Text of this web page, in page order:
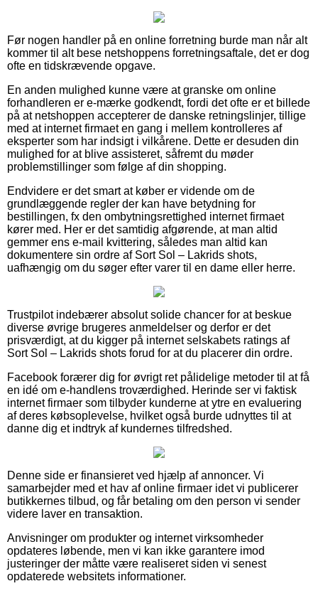
Før nogen handler på en online forretning burde man når alt
kommer til alt bese netshoppens forretningsaftale, det er dog
ofte en tidskrævende opgave.
En anden mulighed kunne være at granske om online
forhandleren er e-mærke godkendt, fordi det ofte er et billede
på at netshoppen accepterer de danske retningslinjer, tillige
med at internet firmaet en gang i mellem kontrolleres af
eksperter som har indsigt i vilkårene. Dette er desuden din
mulighed for at blive assisteret, såfremt du møder
problemstillinger som følge af din shopping.
Endvidere er det smart at køber er vidende om de
grundlæggende regler der kan have betydning for
bestillingen, fx den ombytningsrettighed internet firmaet
kører med. Her er det samtidig afgørende, at man altid
gemmer ens e-mail kvittering, således man altid kan
dokumentere sin ordre af Sort Sol – Lakrids shots,
uafhængig om du søger efter varer til en dame eller herre.
Trustpilot indebærer absolut solide chancer for at beskue
diverse øvrige brugeres anmeldelser og derfor er det
prisværdigt, at du kigger på internet selskabets ratings af
Sort Sol – Lakrids shots forud for at du placerer din ordre.
Facebook forærer dig for øvrigt ret pålidelige metoder til at få
en idé om e-handlens troværdighed. Herinde ser vi faktisk
internet firmaer som tilbyder kunderne at ytre en evaluering
af deres købsoplevelse, hvilket også burde udnyttes til at
danne dig et indtryk af kundernes tilfredshed.
Denne side er finansieret ved hjælp af annoncer. Vi
samarbejder med et hav af online firmaer idet vi publicerer
butikkernes tilbud, og får betaling om den person vi sender
videre laver en transaktion.
Anvisninger om produkter og internet virksomheder
opdateres løbende, men vi kan ikke garantere imod
justeringer der måtte være realiseret siden vi senest
opdaterede websitets informationer.